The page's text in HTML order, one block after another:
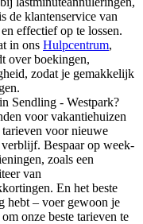
de klantenservice van
effectief op te lossen.
in ons Hulpcentrum,
over boekingen,
zodat je gemakkelijk
Sendling - Westpark?
voor vakantiehuizen
voor nieuwe
Bespaar op week-
zoals een
van
En het beste
hebt – voer gewoon je
onze beste tarieven te